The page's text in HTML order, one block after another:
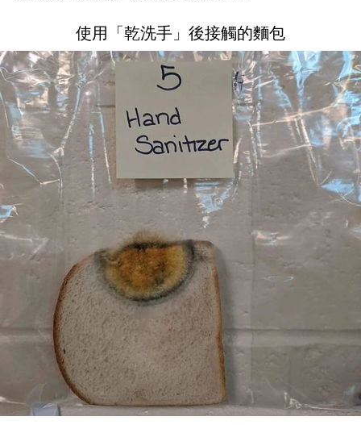
使用「乾洗手」後接觸的麵包